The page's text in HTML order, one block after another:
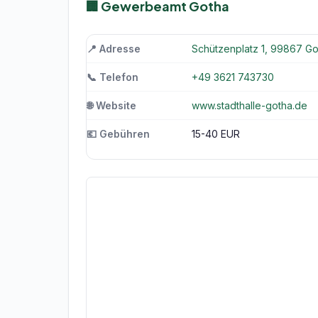
🏢 Gewerbeamt Gotha
📍 Adresse Schützenplatz 1, 99867
📞 Telefon +49 3621 743730
🌐 Website www.stadthalle-gotha.de
💶 Gebühren 15-40 EUR